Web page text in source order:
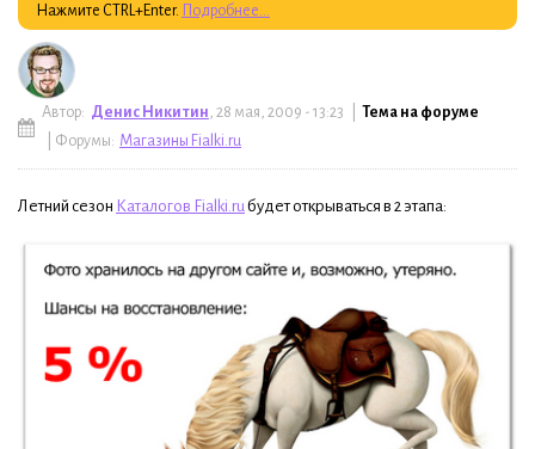
Нажмите CTRL+Enter. Подробнее...
Автор: Денис Никитин, 28 мая, 2009 - 13:23 | Тема на форуме
| Форумы: Магазины Fialki.ru
Летний сезон Каталогов Fialki.ru будет открываться в 2 этапа: